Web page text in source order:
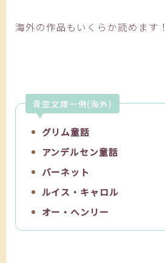
海外の作品もいくらか読めます！
青空文庫一例(海外)
グリム童話
アンデルセン童話
バーネット
ルイス・キャロル
オー・ヘンリー